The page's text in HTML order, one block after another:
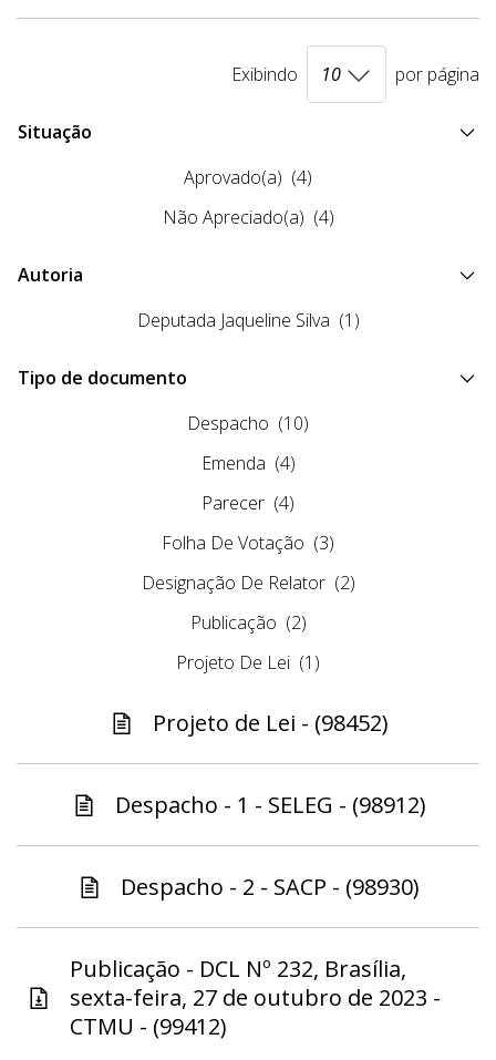
Exibindo por página
Situação
Aprovado(a) (4)
Não Apreciado(a) (4)
Autoria
Deputada Jaqueline Silva (1)
Tipo de documento
Despacho (10)
Emenda (4)
Parecer (4)
Folha De Votação (3)
Designação De Relator (2)
Publicação (2)
Projeto De Lei (1)
Projeto de Lei - (98452)
Despacho - 1 - SELEG - (98912)
Despacho - 2 - SACP - (98930)
Publicação - DCL Nº 232, Brasília,
sexta-feira, 27 de outubro de 2023 -
CTMU - (99412)